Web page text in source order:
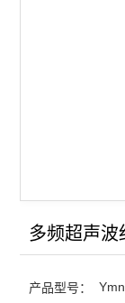
手持式超声波
超声波微波组
多频超声波
产品型号：